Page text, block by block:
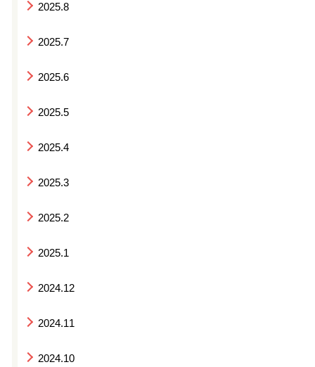
2025.8
2025.7
2025.6
2025.5
2025.4
2025.3
2025.2
2025.1
2024.12
2024.11
2024.10